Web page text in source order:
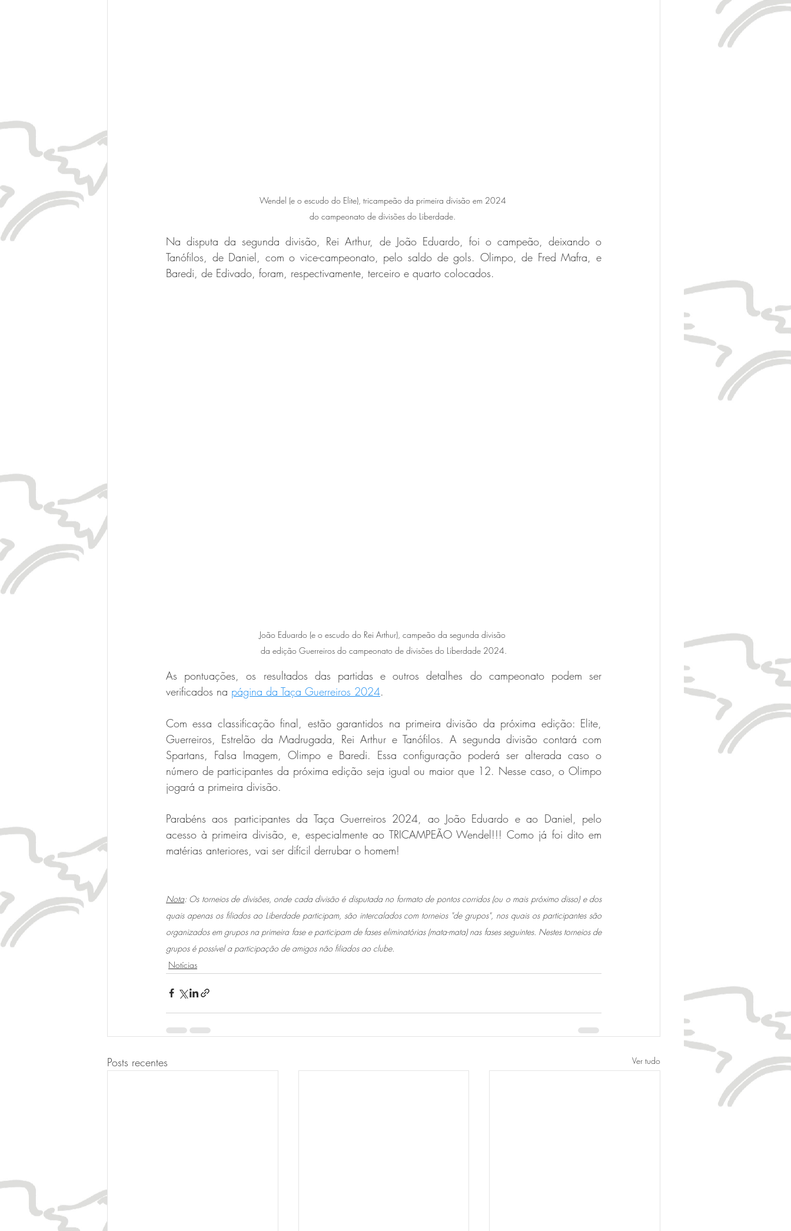
Wendel (e o escudo do Elite), tricampeão da primeira divisão em 2024
do campeonato de divisões do Liberdade.
Na disputa da segunda divisão, Rei Arthur, de João Eduardo, foi o campeão, deixando o
Tanófilos, de Daniel, com o vice-campeonato, pelo saldo de gols. Olimpo, de Fred Mafra, e
Baredi, de Edivado, foram, respectivamente, terceiro e quarto colocados.
João Eduardo (e o escudo do Rei Arthur), campeão da segunda divisão
da edição Guerreiros do campeonato de divisões do Liberdade 2024.
As pontuações, os resultados das partidas e outros detalhes do campeonato podem ser
verificados na página da Taça Guerreiros 2024.
Com essa classificação final, estão garantidos na primeira divisão da próxima edição: Elite,
Guerreiros, Estrelão da Madrugada, Rei Arthur e Tanófilos. A segunda divisão contará com
Spartans, Falsa Imagem, Olimpo e Baredi. Essa configuração poderá ser alterada caso o
número de participantes da próxima edição seja igual ou maior que 12. Nesse caso, o Olimpo
jogará a primeira divisão.
Parabéns aos participantes da Taça Guerreiros 2024, ao João Eduardo e ao Daniel, pelo
acesso à primeira divisão, e, especialmente ao TRICAMPEÃO Wendel!!! Como já foi dito em
matérias anteriores, vai ser difícil derrubar o homem!
Nota: Os torneios de divisões, onde cada divisão é disputada no formato de pontos corridos (ou o mais próximo disso) e dos
quais apenas os filiados ao Liberdade participam, são intercalados com torneios "de grupos", nos quais os participantes são
organizados em grupos na primeira fase e participam de fases eliminatórias (mata-mata) nas fases seguintes. Nestes torneios de
grupos é possível a participação de amigos não filiados ao clube.
Notícias
Posts recentes Ver tudo